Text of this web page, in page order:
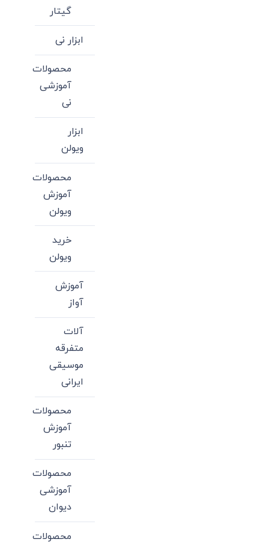
گیتار
ابزار نی
محصولات
آموزشی
نی
ابزار
ویولن
محصولات
آموزش
ویولن
خرید
ویولن
آموزش
آواز
آلات
متفرقه
موسیقی
ایرانی
محصولات
آموزش
تنبور
محصولات
آموزشی
دیوان
محصولات